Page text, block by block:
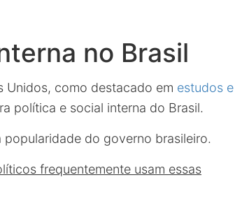
no Brasil
Unidos, como destacado em estudos e
política e social interna do Brasil.
do governo brasileiro.
frequentemente usam essas